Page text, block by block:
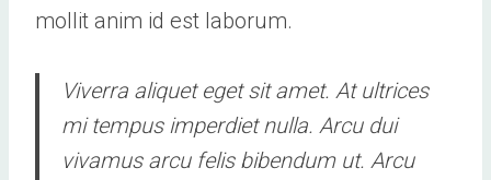
mollit anim id est laborum.
Viverra aliquet eget sit amet. At ultrices
mi tempus imperdiet nulla. Arcu dui
vivamus arcu felis bibendum ut. Arcu